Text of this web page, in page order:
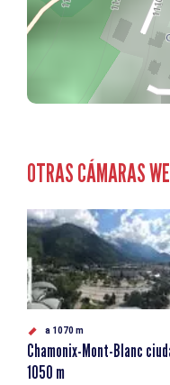
OTRAS CÁMARAS
a 1070 m
Chamonix-Mont-Blanc
1050 m